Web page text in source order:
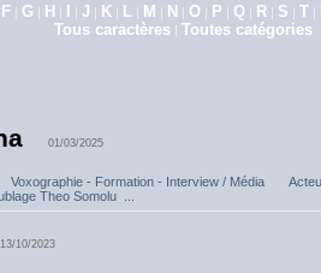
F | G | H | I |J | K | L | M | N | O | P | Q | R | S | T |
Tous caractères | Toutes catégories
01/03/2025
Voxographie - Formation - Interview / Média
Theo Somolu ...
13/10/2023